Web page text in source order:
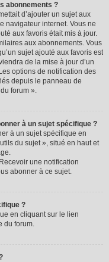
abonnements ?
d’ajouter un sujet aux
navigateur internet. Vous ne
aux favoris était mis à jour.
aux abonnements. Vous
sujet ajouté aux favoris est
de la mise à jour d’un
options de notification des
depuis le panneau de
forum ».
à un sujet spécifique ?
à un sujet spécifique en
du sujet », situé en haut et
une notification
abonner à ce sujet.
?
en cliquant sur le lien
du forum.